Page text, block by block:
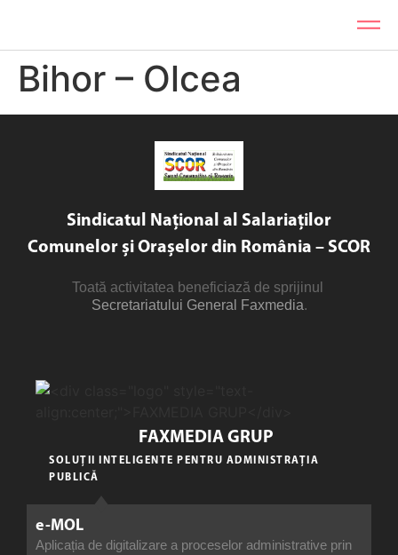
Bihor – Olcea
Sindicatul Național al Salariaților
Comunelor și Orașelor din România – SCOR
Toată activitatea beneficiază de sprijinul
Secretariatului General Faxmedia.
e-MOL
Aplicația de digitalizare a proceselor administrative prin
FAXMEDIA GRUP
SOLUȚII INTELIGENTE PENTRU ADMINISTRAȚIA
PUBLICĂ